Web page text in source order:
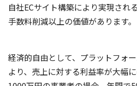
自社ECサイト構築により実現され
手数料削減以上の価値があります。
経済的自由として、プラットフォ
より、売上に対する利益率が大幅